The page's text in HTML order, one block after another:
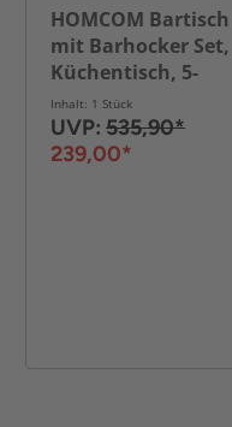
HOMCOM Bartisch
mit Barhocker Set,
Küchentisch, 5-
teilig Essgruppe,
Bartisch Set
Inhalt: 1 Stück
UVP: 535,90*
239,00*